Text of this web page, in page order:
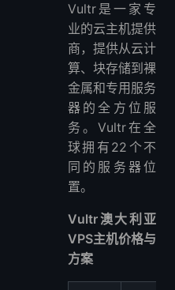
Vultr是一家专
业的云主机提供
商，提供从云计
算、块存储到裸
金属和专用服务
器的全方位服
务。Vultr在全
球拥有22个不
同的服务器位
置。
Vultr澳大利亚
VPS主机价格与
方案